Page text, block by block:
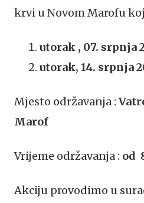
krvi u Novom Marofu
utorak , 07. srpnja
utorak, 14. srpnja
Mjesto održavanja :
Marof
Vrijeme održavanja : od
Akciju provodimo u